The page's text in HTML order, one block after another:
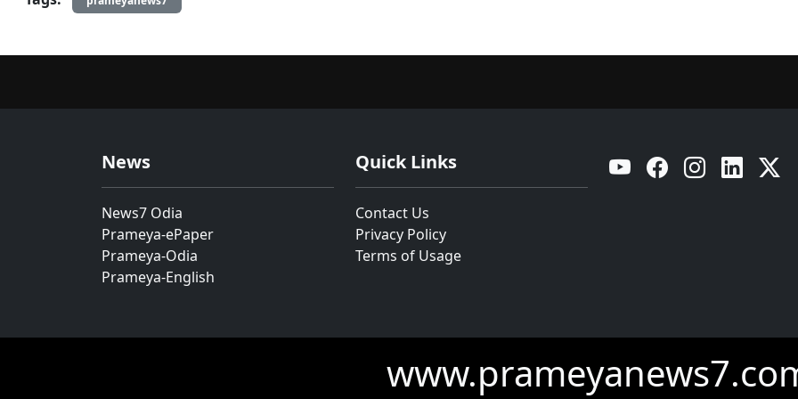
News
News7 Odia
Prameya-ePaper
Prameya-Odia
Prameya-English
Quick Links
Contact Us
Privacy Policy
Terms of Usage
YouTube Facebook Instagram